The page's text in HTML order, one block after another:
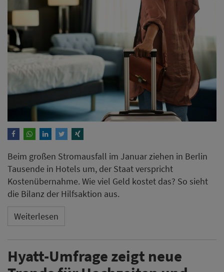
Beim großen Stromausfall im Januar ziehen in Berlin
Tausende in Hotels um, der Staat verspricht
Kostenübernahme. Wie viel Geld kostet das? So sieht
die Bilanz der Hilfsaktion aus.
Weiterlesen
Hyatt-Umfrage zeigt neue
Trends für Hochzeiten und
Flitterwochen